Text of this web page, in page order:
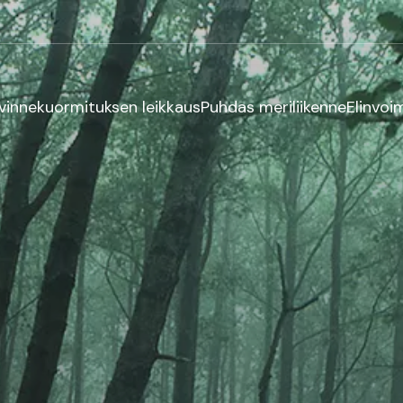
leikkausPuhdas meriliikenne